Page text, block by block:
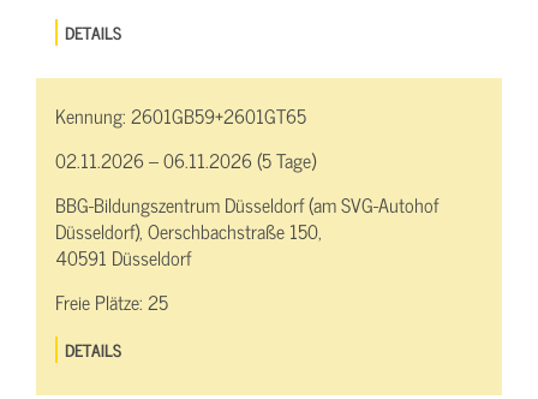
DETAILS
Kennung:2601GB59+2601GT65
02.11.2026 – 06.11.2026 (5 Tage)
BBG-Bildungszentrum Düsseldorf (am SVG-Autohof
Düsseldorf), Oerschbachstraße 150,
40591 Düsseldorf
Freie Plätze:25
DETAILS